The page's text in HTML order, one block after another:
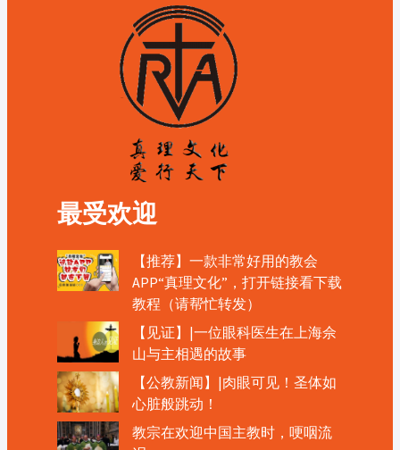
最受欢迎
【推荐】一款非常好用的教会
APP“真理文化”，打开链接看下载
教程（请帮忙转发）
【见证】|一位眼科医生在上海佘
山与主相遇的故事
【公教新闻】|肉眼可见！圣体如
心脏般跳动！
教宗在欢迎中国主教时，哽咽流